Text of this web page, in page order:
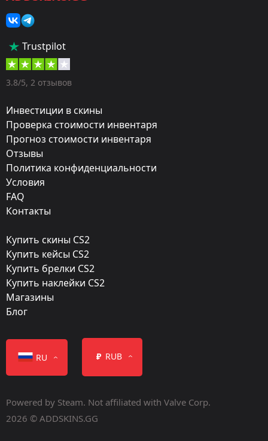
Скины
Штурмовые винтовки
Оружие:
Exterior:
Прямо с завода
Звездный крейсер
Finish catalog:
Популярность:
90 %
Мастерская:
Trustpilot
3.8/5, 2 отзывов
Инвестиции в скины
Проверка стоимости инвентаря
Прогноз стоимости инвентаря
Отзывы
Политика конфиденциальности
Условия
FAQ
Контакты
Купить скины CS2
Купить кейсы CS2
Купить брелки CS2
Купить наклейки CS2
Магазины
Блог
RU ₽ RUB
Powered by Steam. Not affiliated with Valve Corp.
2026 © ADDSKINS.GG